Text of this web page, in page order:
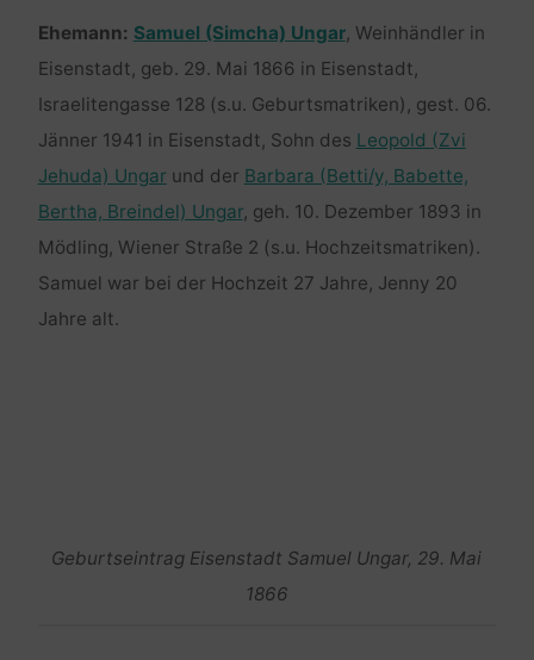
Ehemann: Samuel (Simcha) Ungar, Weinhändler in
Eisenstadt, geb. 29. Mai 1866 in Eisenstadt,
Israelitengasse 128 (s.u. Geburtsmatriken), gest. 06.
Jänner 1941 in Eisenstadt, Sohn des Leopold (Zvi
Jehuda) Ungar und der Barbara (Betti/y, Babette,
Bertha, Breindel) Ungar, geh. 10. Dezember 1893 in
Mödling, Wiener Straße 2 (s.u. Hochzeitsmatriken).
Samuel war bei der Hochzeit 27 Jahre, Jenny 20
Jahre alt.
Geburtseintrag Eisenstadt Samuel Ungar, 29. Mai
1866